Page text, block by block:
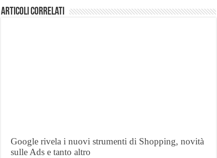
Articoli Correlati
Google rivela i nuovi strumenti di Shopping, novità
sulle Ads e tanto altro